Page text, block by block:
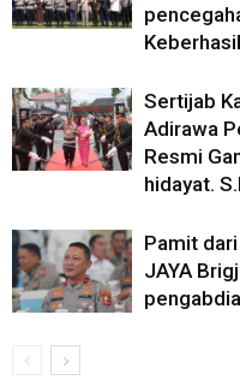
Sertijab
Adirawa
Resmi
hidayat.
Pamit dari
JAYA